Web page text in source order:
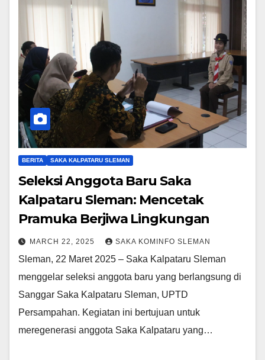
BERITA SAKA KALPATARU SLEMAN
Seleksi Anggota Baru Saka
Kalpataru Sleman: Mencetak
Pramuka Berjiwa Lingkungan
MARCH 22, 2025 SAKA KOMINFO SLEMAN
Sleman, 22 Maret 2025 – Saka Kalpataru Sleman
menggelar seleksi anggota baru yang berlangsung di
Sanggar Saka Kalpataru Sleman, UPTD
Persampahan. Kegiatan ini bertujuan untuk
meregenerasi anggota Saka Kalpataru yang…